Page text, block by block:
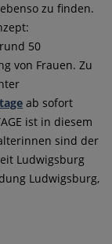
zu finden.
50
von Frauen. Zu
ab sofort
ist in diesem
sind der
Ludwigsburg
Ludwigsburg,